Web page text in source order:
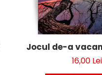
Jocul de-a
16,00 Lei